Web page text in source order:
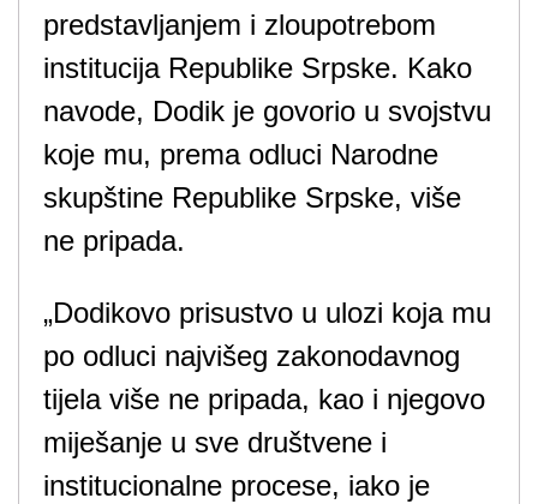
predstavljanjem i zloupotrebom
institucija Republike Srpske. Kako
navode, Dodik je govorio u svojstvu
koje mu, prema odluci Narodne
skupštine Republike Srpske, više
ne pripada.
„Dodikovo prisustvo u ulozi koja mu
po odluci najvišeg zakonodavnog
tijela više ne pripada, kao i njegovo
miješanje u sve društvene i
institucionalne procese, iako je